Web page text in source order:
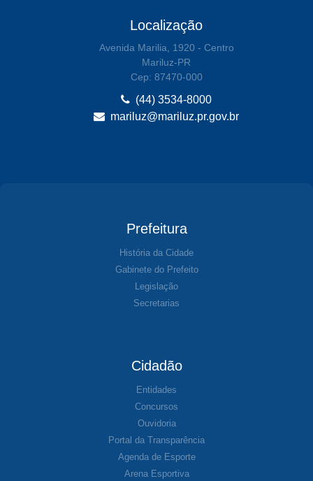
Localização
Avenida Marilia, 1920 - Centro
Mariluz-PR
Cep: 87470-000
(44) 3534-8000
mariluz@mariluz.pr.gov.br
Prefeitura
História da Cidade
Gabinete do Prefeito
Legislação
Secretarias
Cidadão
Entidades
Concursos
Ouvidoria
Portal da Transparência
Agenda de Esporte
Arena Esportiva